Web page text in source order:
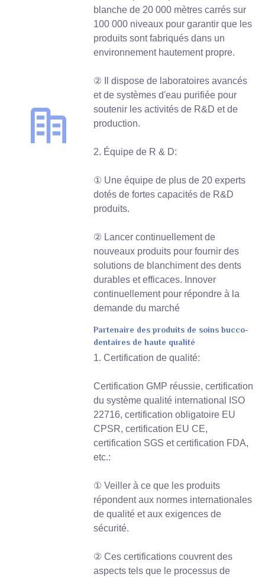
blanche de 20 000 mètres carrés sur
100 000 niveaux pour garantir que les
produits sont fabriqués dans un
environnement hautement propre.
② Il dispose de laboratoires avancés
et de systèmes d'eau purifiée pour
soutenir les activités de R&D et de
production.
2. Équipe de R & D:
① Une équipe de plus de 20 experts
dotés de fortes capacités de R&D
produits.
② Lancer continuellement de
nouveaux produits pour fournir des
solutions de blanchiment des dents
durables et efficaces. Innover
continuellement pour répondre à la
demande du marché
Partenaire des produits de soins bucco-
dentaires de haute qualité
1. Certification de qualité:
Certification GMP réussie, certification
du système qualité international ISO
22716, certification obligatoire EU
CPSR, certification EU CE,
certification SGS et certification FDA,
etc.:
① Veiller à ce que les produits
répondent aux normes internationales
de qualité et aux exigences de
sécurité.
② Ces certifications couvrent des
aspects tels que le processus de